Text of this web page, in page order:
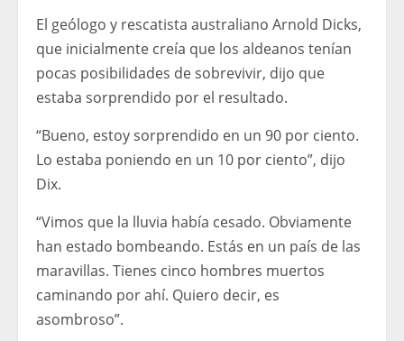
El geólogo y rescatista australiano Arnold Dicks,
que inicialmente creía que los aldeanos tenían
pocas posibilidades de sobrevivir, dijo que
estaba sorprendido por el resultado.
“Bueno, estoy sorprendido en un 90 por ciento.
Lo estaba poniendo en un 10 por ciento”, dijo
Dix.
“Vimos que la lluvia había cesado. Obviamente
han estado bombeando. Estás en un país de las
maravillas. Tienes cinco hombres muertos
caminando por ahí. Quiero decir, es
asombroso”.